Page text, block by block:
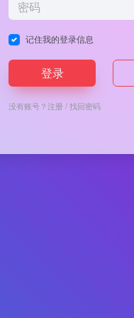
记住我的登录信息
登录
没有账号？注册/找回密码